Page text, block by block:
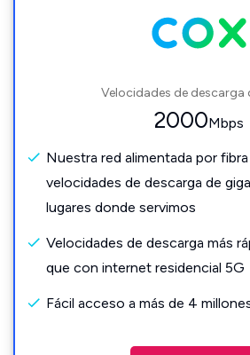
Velocidades de descarga
2000Mbps
Nuestra red alimentada por
velocidades de descarga de
lugares donde servimos
Velocidades de descarga más
que con internet residencial 5G
Fácil acceso a más de 4